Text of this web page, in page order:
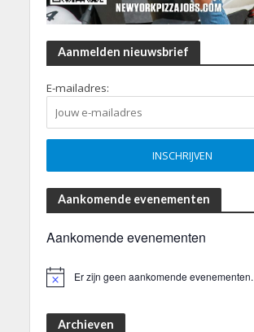
Aanmelden nieuwsbrief
E-mailadres:
Aankomende evenementen
Aankomende evenementen
Er zijn geen aankomende evenementen.
Archieven